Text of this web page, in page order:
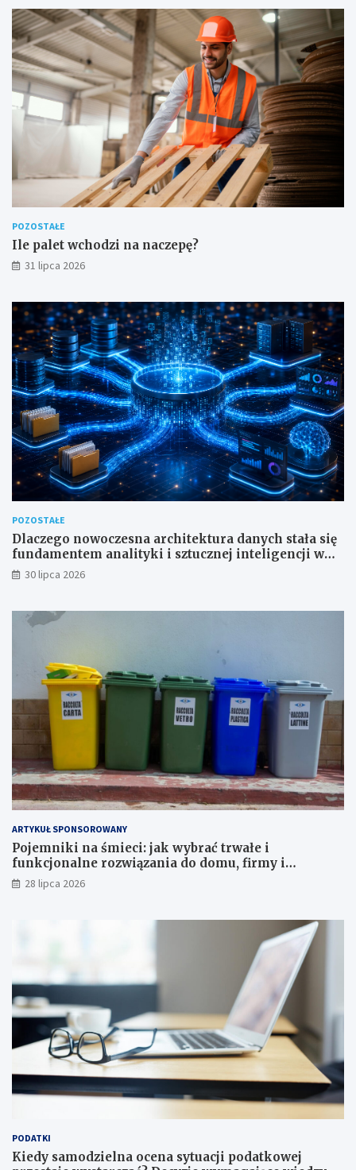
POZOSTAŁE
Ile palet wchodzi na naczepę?
31 lipca 2026
POZOSTAŁE
Dlaczego nowoczesna architektura danych stała się
fundamentem analityki i sztucznej inteligencji w
przedsiębiorstwach?
30 lipca 2026
ARTYKUŁ SPONSOROWANY
Pojemniki na śmieci: jak wybrać trwałe i
funkcjonalne rozwiązania do domu, firmy i
instytucji
28 lipca 2026
PODATKI
Kiedy samodzielna ocena sytuacji podatkowej